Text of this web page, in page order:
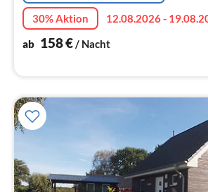
30% Aktion
12.08.2026 -
ab 158€/ Nacht